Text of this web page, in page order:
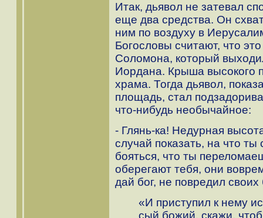
Итак, дьявол не затевал
еще два средства. Он
ним по воздуху в
Богословы считают, что
Соломона, который
Иордана. Крыша высокого
храма. Тогда дьявол,
площадь, стал
что-нибудь необычайное:
- Глянь-ка! Недурная
случай показать, на что
бояться, что ты
оберегают тебя, они
дай бог, не повредил
«И приступил к нему
сый божий, скажи,